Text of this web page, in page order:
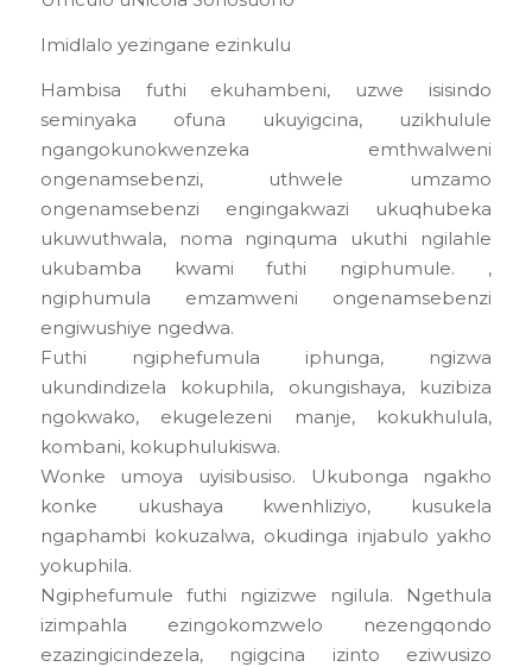
Imidlalo yezingane ezinkulu
Hambisa futhi ekuhambeni, uzwe isisindo
seminyaka ofuna ukuyigcina, uzikhulule
ngangokunokwenzeka emthwalweni
ongenamsebenzi, uthwele umzamo
ongenamsebenzi engingakwazi ukuqhubeka
ukuwuthwala, noma nginquma ukuthi ngilahle
ukubamba kwami ​​​​futhi ngiphumule. ,
ngiphumula emzamweni ongenamsebenzi
engiwushiye ngedwa.
Futhi ngiphefumula iphunga, ngizwa
ukundindizela kokuphila, okungishaya, kuzibiza
ngokwako, ekugelezeni manje, kokukhulula,
kombani, kokuphulukiswa.
Wonke umoya uyisibusiso. Ukubonga ngakho
konke ukushaya kwenhliziyo, kusukela
ngaphambi kokuzalwa, okudinga injabulo yakho
yokuphila.
Ngiphefumule futhi ngizizwe ngilula. Ngethula
izimpahla ezingokomzwelo nezengqondo
ezazingicindezela, ngigcina izinto eziwusizo